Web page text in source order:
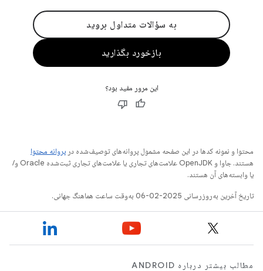
به سؤالات متداول بروید
بازخورد بگذارید
این مرور مفید بود؟
محتوا و نمونه کدها در این صفحه مشمول پروانه‌های توصیف‌شده در پروانه محتوا
هستند. جاوا و OpenJDK علامت‌های تجاری یا علامت‌های تجاری ثبت‌شده Oracle و/
یا وابسته‌های آن هستند.
تاریخ آخرین به‌روزرسانی 2025-02-06 به‌وقت ساعت هماهنگ جهانی.
مطالب بیشتر درباره ANDROID